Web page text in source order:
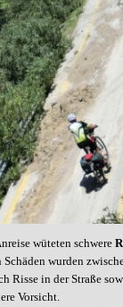
wüteten schwere
Schäden wurden
Risse in der Straße
Vorsicht.